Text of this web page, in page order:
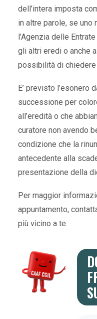
dell’intera imposta
in altre parole, se uno
l’Agenzia delle
gli altri eredi o anche
possibilità di
E’ previsto l’esonero
successione per
all’eredità o che
curatore non avendo
condizione che la
antecedente alla
presentazione della
Per maggior
appuntamento,
più vicino a te.